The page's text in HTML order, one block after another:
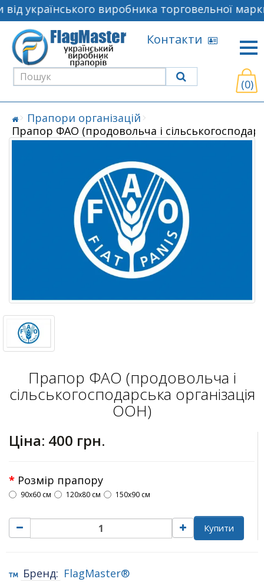
українського виробника торговельної
Контакти
(0)
Прапори організацій
Прапор ФАО (продовольча і
Прапор ФАО (продовольча і
сільськогосподарська організація
ООН)
Ціна: 400 грн.
Розмір прапору
90х60 см 120х80 см 150х90 см
Купити
Бренд: FlagMaster®